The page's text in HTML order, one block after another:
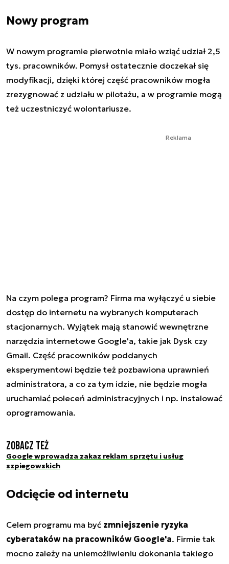
Nowy program
W nowym programie pierwotnie miało wziąć udział 2,5
tys. pracowników. Pomysł ostatecznie doczekał się
modyfikacji, dzięki której część pracowników mogła
zrezygnować z udziału w pilotażu, a w programie mogą
też uczestniczyć wolontariusze.
Reklama
Na czym polega program? Firma ma wyłączyć u siebie
dostęp do internetu na wybranych komputerach
stacjonarnych. Wyjątek mają stanowić wewnętrzne
narzędzia internetowe Google'a, takie jak Dysk czy
Gmail. Część pracowników poddanych
eksperymentowi będzie też pozbawiona uprawnień
administratora, a co za tym idzie, nie będzie mogła
uruchamiać poleceń administracyjnych i np. instalować
oprogramowania.
Zobacz też
Google wprowadza zakaz reklam sprzętu i usług
szpiegowskich
Odcięcie od internetu
Celem programu ma być zmniejszenie ryzyka
cyberataków na pracowników Google'a. Firmie tak
mocno zależy na uniemożliwieniu dokonania takiego